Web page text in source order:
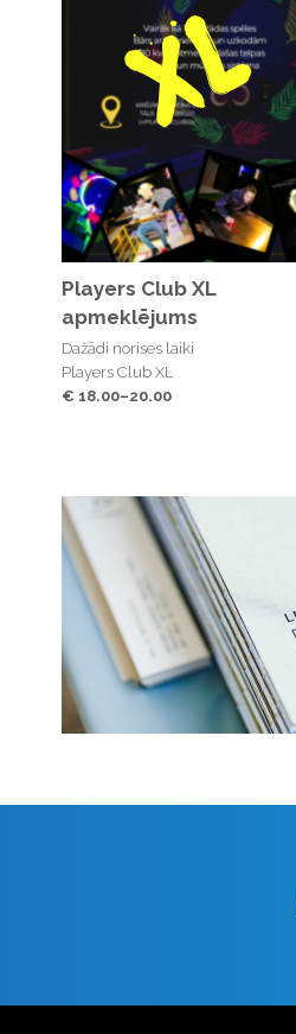
Players Club XL
apmeklējums
Dažādi norises laiki
Players Club XL
€ 18.00–20.00